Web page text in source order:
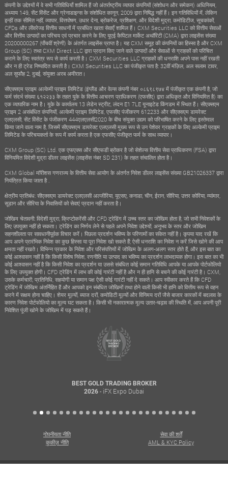
कंपनी के उद्देश्यों में वे सभी गतिविधियाँ शामिल हैं जो अंतर्राष्ट्रीय व्यापार कंपनियों (संशोधन और समेकन) अधिनियम,
अध्याय 149, सेंट विंसेंट और ग्रेनाडाइन्स के संशोधित कानून, 2009 द्वारा निषिद्ध नहीं हैं। इन गतिविधियों में, लेकिन
इन्हीं तक सीमित नहीं, व्यापार, वित्तपोषण, उधार देना, ब्रोकरेज, प्रशिक्षण, और विदेशी मुद्रा, कमोडिटीज, सूचकांकों,
CFDs और लीवरेज्ड वित्तीय साधनों में प्रबंधित खाता सेवाएँ शामिल हैं। CXM Securities LLC को वित्तीय सेवाओं
और वित्तीय उत्पादों का परिचय एवं प्रचार करने के लिए यूएई कैपिटल मार्केट अथॉरिटी (CMA) द्वारा लाइसेंस संख्या
20200000267 (पाँचवीं श्रेणी) के अंतर्गत लाइसेंस प्राप्त है। यह CXM समूह की कंपनियों का हिस्सा है और CXM
Group (SC) तथा CXM Direct LLC द्वारा प्रदान किए जाने वाले उत्पादों और सेवाओं से ग्राहकों को परिचित
कराने के लिए स्वतंत्र रूप से कार्य करती है। CXM Securities LLC ग्राहकों की धनराशि अपने पास नहीं रखती
और न ही ट्रेड निष्पादित करती है। CXM Securities LLC का पंजीकृत पता है: 32वीं मंज़िल, अल सलाम टावर,
अल सुफौह 2, दुबई, संयुक्त अरब अमीरात।
सीएक्सएम प्राइम अल्केमी प्राइम लिमिटेड (इंग्लैंड और वेल्स कंपनी नंबर ०८६९८९७४ में पंजीकृत एक कंपनी है, जो
फर्म संदर्भ संख्या ६१२२३३ के तहत यूके के वित्तीय आचरण प्राधिकरण (एफसीए) द्वारा अधिकृत और विनियमित है) का
एक व्यापारिक नाम है। यूके के कार्यालय 13 लेडेन स्ट्रीट, लंदन E1 7LE यूनाइटेड किंगडम में स्थित हैं। सीएक्सएम
प्राइम 2 असंबंधित कंपनियों, अल्केमी प्राइम लिमिटेड, एफसीए पंजीकरण 612233 और सीएक्सएम डायरेक्ट
एलएलसी, सेंट विंसेंट के पंजीकरण 444एलएलसी2020 के बीच संयुक्त उद्यम को परिभाषित करने के लिए इस्तेमाल
किया जाने वाला नाम है, जिसमें सीएक्सएम डायरेक्ट एलएलसी मुख्य रूप से उन पेशेवर ग्राहकों के लिए अल्केमी प्राइम
लिमिटेड के परिचयकर्ता के रूप में कार्य करता है एक एफसीए पंजीकृत फर्म के साथ व्यापार।
CXM Group (SC) Ltd. एक एफएक्स और सीएफडी ब्रोकर है जो सेशेल्स वित्तीय सेवा प्राधिकरण (FSA) द्वारा
विनियमित विदेशी मुद्रा डीलर लाइसेंस (लाइसेंस नंबर SD 231) के तहत संचालित होता है।
CXM Global मॉरीशस गणराज्य के वित्तीय सेवा आयोग के अंतर्गत निवेश डीलर लाइसेंस संख्या GB21026337 द्वारा
नियंत्रित किया जाता है .
क्षेत्रीय प्रतिबंध: सीएक्सएम डायरेक्ट एलएलसी अल्जीरिया, यूएसए, कनाडा, चीन, ईरान, सीरिया, उत्तर कोरिया, म्यांमार,
सूडान और सीरिया के निवासियों को सेवाएं प्रदान नहीं करता है।
जोखिम चेतावनी: विदेशी मुद्रा, क्रिप्टोकरेंसी और CFD ट्रेडिंग में उच्च स्तर का जोखिम होता है, जो सभी निवेशकों के
लिए उपयुक्त नहीं हो सकता। ट्रेडिंग का निर्णय लेने से पहले अपने निवेश उद्देश्यों, अनुभव के स्तर और जोखिम
सहनशीलता पर सावधानीपूर्वक विचार करें। पिछला प्रदर्शन भविष्य के परिणामों का संकेत नहीं है। कृपया याद रखें कि
आप अपने प्रारंभिक निवेश का कुछ हिस्सा या पूरा निवेश खो सकते हैं; ऐसी धनराशि का निवेश न करें जिसे खोने की आप
क्षमता नहीं रखते। विभिन्न प्रकार के निवेश और परिसंपत्तियों में जोखिम के अलग-अलग स्तर होते हैं, और इस बात का
कोई आश्वासन नहीं है कि किसी विशेष निवेश, रणनीति या उत्पाद का भविष्य का प्रदर्शन लाभदायक होगा। इस बात का भी
कोई आश्वासन नहीं है कि किसी निवेश का प्रदर्शन या उससे संबंधित कोई समान गतिविधि आपके या आपके पोर्टफोलियो
के लिए उपयुक्त होगी। CFD ट्रेडिंग में लाभ की कोई गारंटी नहीं है और न ही हानि से बचने की कोई गारंटी है। CXM,
उसके कर्मचारी, प्रतिनिधि, सहयोगी या समान पक्ष ऐसी कोई गारंटी नहीं दे सकते। आप स्वीकार करते हैं कि CFD
ट्रेडिंग में जोखिम अंतर्निहित हैं और आपको इन संबंधित जोखिमों तथा होने वाली किसी भी हानि को वित्तीय रूप से वहन
करने में सक्षम होना चाहिए। शेयर मूल्यों, ब्याज दरों, कमोडिटी मूल्यों और विनिमय दरों जैसे बाजार कारकों में बदलाव के
कारण निवेश पोर्टफोलियो का मूल्य घट सकता है। किसी भी नकारात्मक मूल्य उतार-चढ़ाव की स्थिति में, आप अपनी पूरी
निवेशित पूंजी खोने के जोखिम में पड़ सकते हैं।
BEST GOLD TRADING BROKER
2026 - iFX Expo Dubai
गोपनीयता नीति
सेवा की शर्तें
कुकीज़ नीति
AML & KYC Policy